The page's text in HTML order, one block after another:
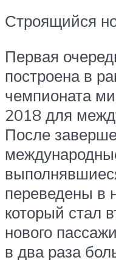
Строящийся
Первая
построена в
чемпионата
2018 для
После
переведены в
который стал
нового
в два раза